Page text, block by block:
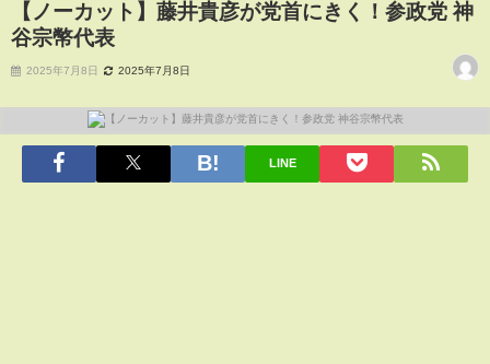
【ノーカット】藤井貴彦が党首にきく！参政党 神
谷宗幣代表
2025年7月8日 2025年7月8日
LINE